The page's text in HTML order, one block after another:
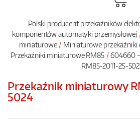
Polski producent przekaźników
komponentów automatyki przemysłowej
miniaturowe
Miniaturowe
Przekaźniki miniaturowe RM85
604660
RM85-2011-25-
Przekaźnik miniaturowy
5024